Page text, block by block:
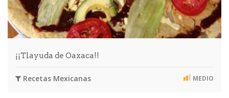
¡¡Tlayuda de Oaxaca!!
Recetas Mexicanas MEDIO